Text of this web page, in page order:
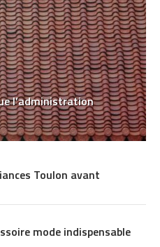
l’administration
Toulon avant
mode indispensable